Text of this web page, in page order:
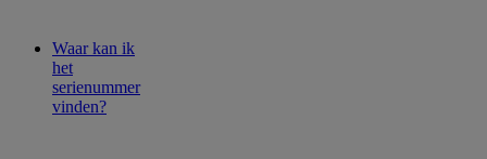
Waar kan ik
het
serienummer
vinden?